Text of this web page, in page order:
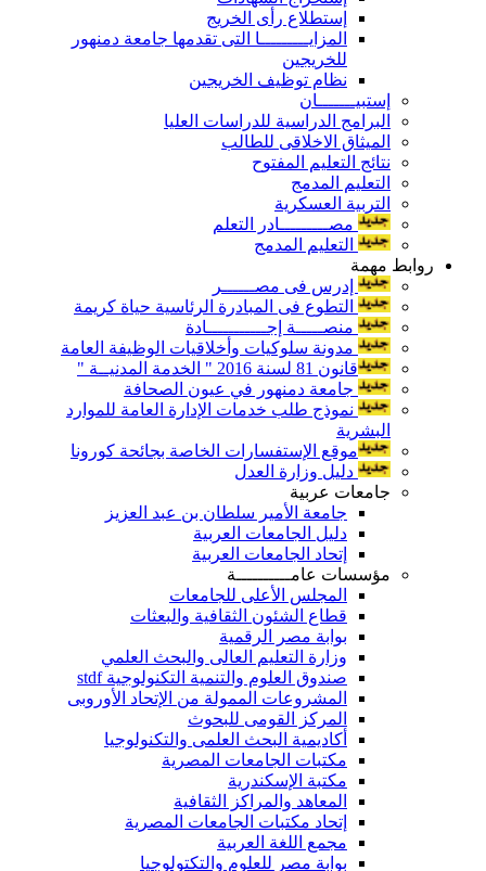
إستطلاع رأى الخريج
المزايـــــــــا التى تقدمها جامعة دمنهور
للخريجين
نظام توظيف الخريجين
إستبيـــــــان
البرامج الدراسية للدراسات العليا
الميثاق الاخلاقى للطالب
نتائج التعليم المفتوح
التعليم المدمج
التربية العسكرية
مصـــــــــادر التعلم
التعليم المدمج
روابط مهمة
إدرس فى مصــــــر
التطوع فى المبادرة الرئاسية حياة كريمة
منصـــــة إجـــــــــــادة
مدونة سلوكيات وأخلاقيات الوظيفة العامة
قانون 81 لسنة 2016 " الخدمة المدنيــة "
جامعة دمنهور في عيون الصحافة
نموذج طلب خدمات الإدارة العامة للموارد
البشرية
موقع الإستفسارات الخاصة بجائحة كورونا
دليل وزارة العدل
جامعات عربية
جامعة الأمير سلطان بن عبد العزيز
دليل الجامعات العربية
إتحاد الجامعات العربية
مؤسسات عامــــــــــة
المجلس الأعلى للجامعات
قطاع الشئون الثقافية والبعثات
بوابة مصر الرقمية
وزارة التعليم العالى والبحث العلمي
صندوق العلوم والتنمية التكنولوجية stdf
المشروعات الممولة من الإتحاد الأوروبى
المركز القومى للبحوث
أكاديمية البحث العلمى والتكنولوجيا
مكتبات الجامعات المصرية
مكتبة الإسكندرية
المعاهد والمراكز الثقافية
إتحاد مكتبات الجامعات المصرية
مجمع اللغة العربية
بوابة مصر للعلوم والتكتولوجيا